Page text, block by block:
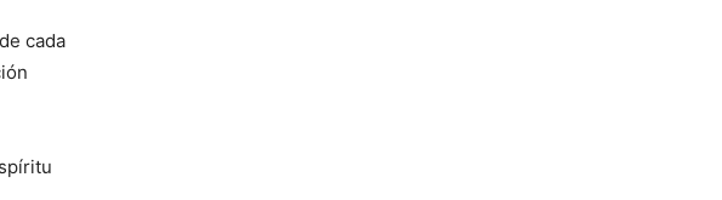
cada